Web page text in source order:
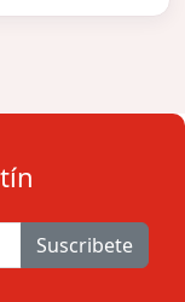
Suscribete